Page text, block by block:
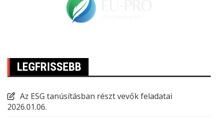
LEGFRISSEBB
Az ESG tanúsításban részt vevők feladatai
2026.01.06.